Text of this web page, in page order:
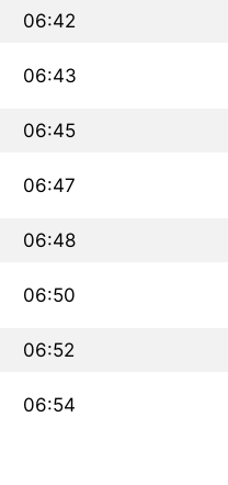
06:42
06:43
06:45
06:47
06:48
06:50
06:52
06:54